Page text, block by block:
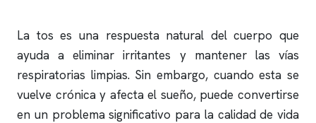
La tos es una respuesta natural del cuerpo que
ayuda a eliminar irritantes y mantener las vías
respiratorias limpias. Sin embargo, cuando esta se
vuelve crónica y afecta el sueño, puede convertirse
en un problema significativo para la calidad de vida